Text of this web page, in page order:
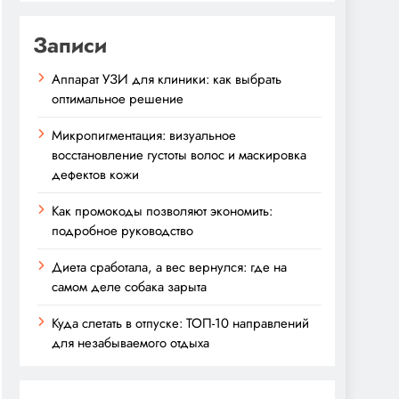
Записи
Аппарат УЗИ для клиники: как выбрать
оптимальное решение
Микропигментация: визуальное
восстановление густоты волос и маскировка
дефектов кожи
Как промокоды позволяют экономить:
подробное руководство
Диета сработала, а вес вернулся: где на
самом деле собака зарыта
Куда слетать в отпуске: ТОП-10 направлений
для незабываемого отдыха